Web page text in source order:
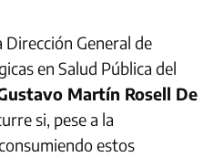
General de
en Salud Pública del
Martín Rosell De
si, pese a la
estos